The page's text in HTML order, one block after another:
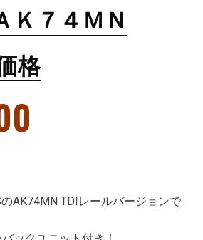
７４ＭＮ
格
AK74MN TDIレールバージョンで